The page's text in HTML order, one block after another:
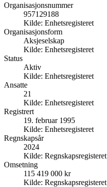
Organisasjonsnummer
957129188
Kilde: Enhetsregisteret
Organisasjonsform
Aksjeselskap
Kilde: Enhetsregisteret
Status
Aktiv
Kilde: Enhetsregisteret
Ansatte
21
Kilde: Enhetsregisteret
Registrert
19. februar 1995
Kilde: Enhetsregisteret
Regnskapsår
2024
Kilde: Regnskapsregisteret
Omsetning
115 419 000 kr
Kilde: Regnskapsregisteret